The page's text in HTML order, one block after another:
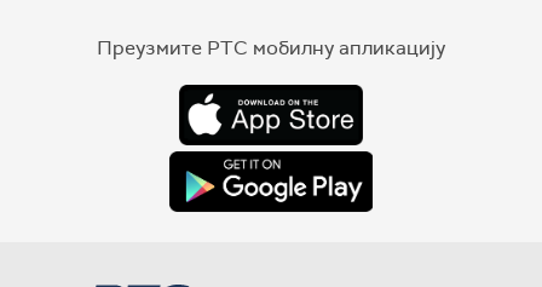
Преузмите РТС мобилну апликацију